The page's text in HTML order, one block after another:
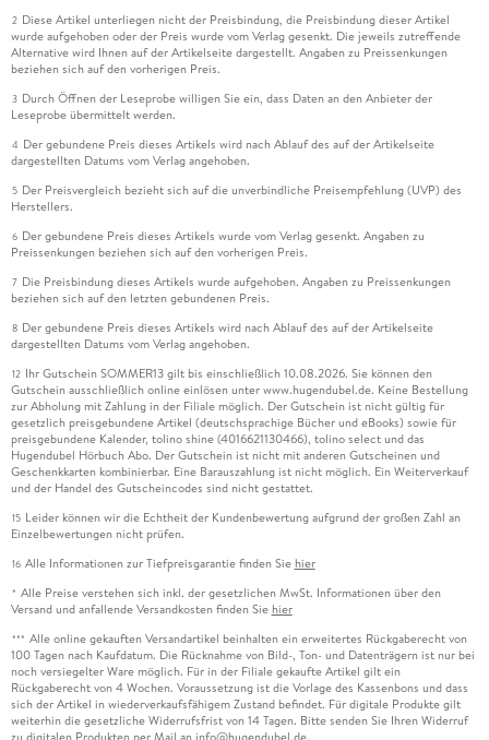
2 Diese Artikel unterliegen nicht der Preisbindung, die Preisbindung dieser Artikel
wurde aufgehoben oder der Preis wurde vom Verlag gesenkt. Die jeweils zutreffende
Alternative wird Ihnen auf der Artikelseite dargestellt. Angaben zu Preissenkungen
beziehen sich auf den vorherigen Preis.
3 Durch Öffnen der Leseprobe willigen Sie ein, dass Daten an den Anbieter der
Leseprobe übermittelt werden.
4 Der gebundene Preis dieses Artikels wird nach Ablauf des auf der Artikelseite
dargestellten Datums vom Verlag angehoben.
5 Der Preisvergleich bezieht sich auf die unverbindliche Preisempfehlung (UVP) des
Herstellers.
6 Der gebundene Preis dieses Artikels wurde vom Verlag gesenkt. Angaben zu
Preissenkungen beziehen sich auf den vorherigen Preis.
7 Die Preisbindung dieses Artikels wurde aufgehoben. Angaben zu Preissenkungen
beziehen sich auf den letzten gebundenen Preis.
8 Der gebundene Preis dieses Artikels wird nach Ablauf des auf der Artikelseite
dargestellten Datums vom Verlag angehoben.
12 Ihr Gutschein SOMMER13 gilt bis einschließlich 10.08.2026. Sie können den
Gutschein ausschließlich online einlösen unter www.hugendubel.de. Keine Bestellung
zur Abholung mit Zahlung in der Filiale möglich. Der Gutschein ist nicht gültig für
gesetzlich preisgebundene Artikel (deutschsprachige Bücher und eBooks) sowie für
preisgebundene Kalender, tolino shine (4016621130466), tolino select und das
Hugendubel Hörbuch Abo. Der Gutschein ist nicht mit anderen Gutscheinen und
Geschenkkarten kombinierbar. Eine Barauszahlung ist nicht möglich. Ein Weiterverkauf
und der Handel des Gutscheincodes sind nicht gestattet.
15 Leider können wir die Echtheit der Kundenbewertung aufgrund der großen Zahl an
Einzelbewertungen nicht prüfen.
16 Alle Informationen zur Tiefpreisgarantie finden Sie hier
* Alle Preise verstehen sich inkl. der gesetzlichen MwSt. Informationen über den
Versand und anfallende Versandkosten finden Sie hier
*** Alle online gekauften Versandartikel beinhalten ein erweitertes Rückgaberecht von
100 Tagen nach Kaufdatum. Die Rücknahme von Bild-, Ton- und Datenträgern ist nur bei
noch versiegelter Ware möglich. Für in der Filiale gekaufte Artikel gilt ein
Rückgaberecht von 4 Wochen. Voraussetzung ist die Vorlage des Kassenbons und dass
sich der Artikel in wiederverkaufsfähigem Zustand befindet. Für digitale Produkte gilt
weiterhin die gesetzliche Widerrufsfrist von 14 Tagen. Bitte senden Sie Ihren Widerruf
zu digitalen Produkten per Mail an info@hugendubel.de.